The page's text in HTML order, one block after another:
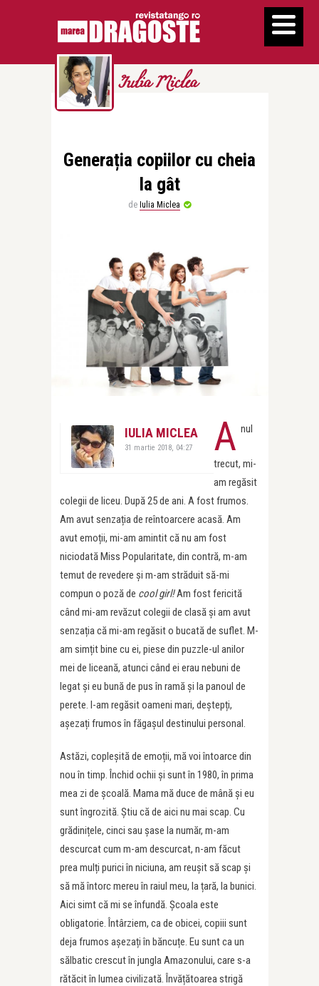
Iulia Miclea
Generația copiilor cu cheia
la gât
de Iulia Miclea
IULIA MICLEA
31 martie 2018, 04:27 A nul
trecut, mi-
am regăsit
colegii de liceu. După 25 de ani. A fost frumos.
Am avut senzația de reîntoarcere acasă. Am
avut emoții, mi-am amintit că nu am fost
niciodată Miss Popularitate, din contră, m-am
temut de revedere și m-am străduit să-mi
compun o poză de cool girl!Am fost fericită
când mi-am revăzut colegii de clasă și am avut
senzația că mi-am regăsit o bucată de suflet. M-
am simțit bine cu ei, piese din puzzle-ul anilor
mei de liceană, atunci când ei erau nebuni de
legat și eu bună de pus în ramă și la panoul de
perete. I-am regăsit oameni mari, deștepți,
așezați frumos în făgașul destinului personal.
Astăzi, copleșită de emoții, mă voi întoarce din
nou în timp. Închid ochii și sunt în 1980, în prima
mea zi de școală. Mama mă duce de mână și eu
sunt îngrozită. Știu că de aici nu mai scap. Cu
grădinițele, cinci sau șase la număr, m-am
descurcat cum m-am descurcat, n-am făcut
prea mulți purici în niciuna, am reușit să scap și
să mă întorc mereu în raiul meu, la țară, la bunici.
Aici simt că mi se înfundă. Școala este
obligatorie. Întârziem, ca de obicei, copiii sunt
deja frumos așezați în băncuțe. Eu sunt ca un
sălbatic crescut în jungla Amazonului, care s-a
rătăcit în lumea civilizată. Învățătoarea strigă